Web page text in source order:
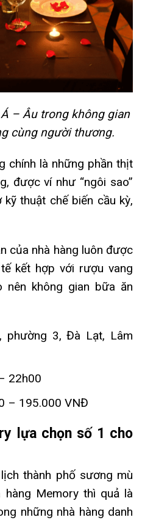
– Âu trong không gian
cùng người thương.
chính là những phần thịt
được ví như “ngôi sao”
thuật chế biến cầu kỳ,
của nhà hàng luôn được
kết hợp với rượu vang
nên không gian bữa ăn
phường 3, Đà Lạt, Lâm
22h00
– 195.000 VNĐ
lựa chọn số 1 cho
thành phố sương mù
hàng Memory thì quả là
những nhà hàng danh